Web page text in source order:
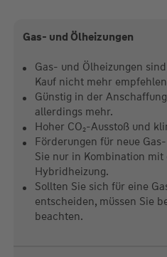
Gas- und Ölheizungen
Gas- und Ölheizungen
Kauf nicht mehr
Günstig in der
allerdings mehr.
Hoher CO₂-Ausstoß und
Förderungen für neue
Sie nur in Kombination
Hybridheizung.
Sollten Sie sich für eine
entscheiden, müssen Sie
beachten.